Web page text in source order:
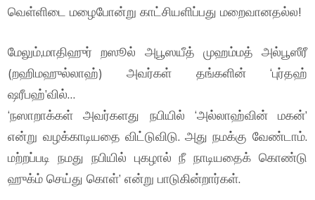
வெள்ளிடை மழைபோன்று காட்சியளிப்பது மறைவானதல்ல!
மேலும்,மாதிஹுர் றஸூல் அபூஸயீத் முஹம்மத் அல்பூஸீரீ
(றஹிமஹுல்லாஹ்) அவர்கள் தங்களின் ‘புர்தஹ்
ஷரீபஹ்’வில்…
‘நஸாறாக்கள் அவர்களது நபியில் ‘அல்லாஹ்வின் மகன்’
என்று வழக்காடியதை விட்டுவிடு. அது நமக்கு வேண்டாம்.
மற்றப்படி நமது நபியில் புகழால் நீ நாடியதைக் கொண்டு
ஹுக்ம் செய்து கொள்’ என்று பாடுகின்றார்கள்.